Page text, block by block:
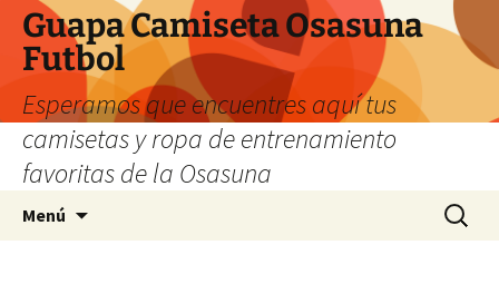
Guapa Camiseta Osasuna
Futbol
Esperamos que encuentres aquí tus
camisetas y ropa de entrenamiento
favoritas de la Osasuna
Menú Buscar: